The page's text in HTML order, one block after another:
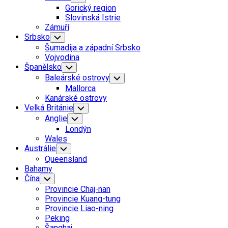
Child
Menu
Gorický region
Slovinská Istrie
Zámuří
Srbsko Toggle
Child
Menu
Šumadija a západní Srbsko
Vojvodina
Španělsko Toggle
Child
Menu
Baleárské ostrovy Toggle
Child
Mallorca
Kanárské ostrovy
Velká Británie Toggle
Child
Menu
Anglie Toggle
Child
Menu
Londýn
Wales
Austrálie Toggle
Child
Menu
Queensland
Bahamy
Čína Toggle
Child
Menu
Provincie Chaj-nan
Provincie Kuang-tung
Provincie Liao-ning
Peking